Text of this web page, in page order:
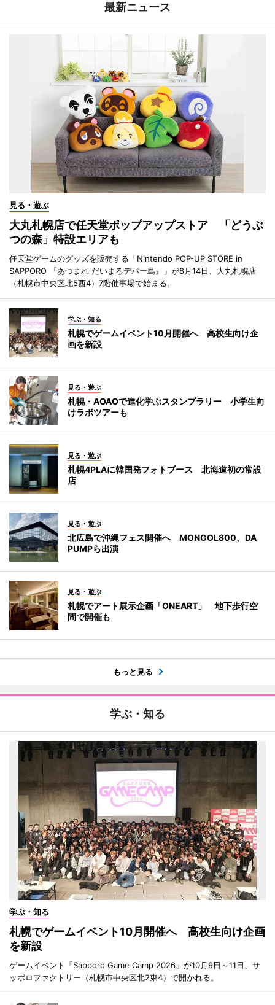
最新ニュース
見る・遊ぶ
大丸札幌店で任天堂ポップアップストア 「どうぶ
つの森」特設エリアも
任天堂ゲームのグッズを販売する「Nintendo POP-UP STORE in
SAPPORO 『あつまれ だいまるデパー島』」が8月14日、大丸札幌店
（札幌市中央区北5西4）7階催事場で始まる。
学ぶ・知る
札幌でゲームイベント10月開催へ 高校生向け企
画を新設
見る・遊ぶ
札幌・AOAOで進化学ぶスタンプラリー 小学生向
けラボツアーも
見る・遊ぶ
札幌4PLAに韓国発フォトブース 北海道初の常設
店
見る・遊ぶ
北広島で沖縄フェス開催へ MONGOL800、DA
PUMPら出演
見る・遊ぶ
札幌でアート展示企画「ONEART」 地下歩行空
間で開催も
もっと見る
学ぶ・知る
学ぶ・知る
札幌でゲームイベント10月開催へ 高校生向け企画
を新設
ゲームイベント「Sapporo Game Camp 2026」が10月9日～11日、サ
ッポロファクトリー（札幌市中央区北2東4）で開かれる。